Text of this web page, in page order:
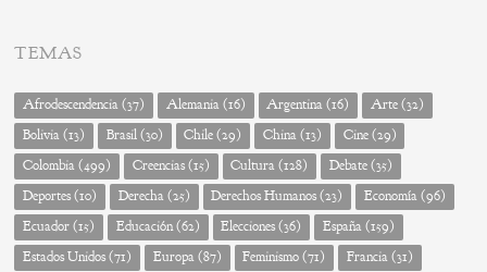
TEMAS
Afrodescendencia(37) Alemania(16) Argentina(16) Arte(32)
Bolivia(13) Brasil(30) Chile(29) China(13) Cine(29)
Colombia(499) Creencias(15) Cultura(128) Debate(35)
Deportes(10) Derecha(25) Derechos Humanos(23) Economía(96)
Ecuador(15) Educación(62) Elecciones(36) España(159)
Estados Unidos(71) Europa(87) Feminismo(71) Francia(31)